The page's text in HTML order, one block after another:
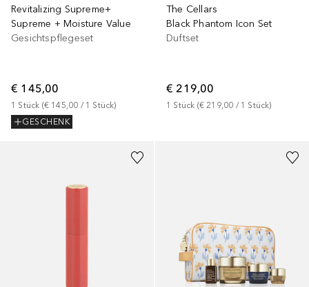
Revitalizing Supreme+
Supreme + Moisture Value
Gesichtspflegeset
€ 145,00
1 Stück (€ 145,00 / 1 Stück)
GESCHENK
The Cellars
Black Phantom Icon Set
Duftset
€ 219,00
1 Stück (€ 219,00 / 1 Stück)